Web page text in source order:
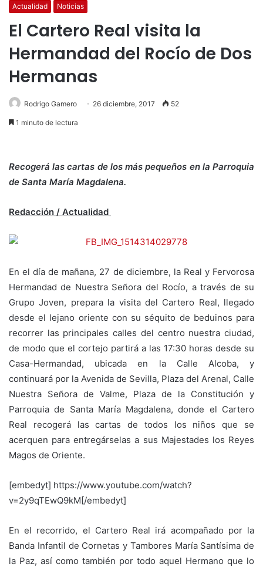
Actualidad Noticias
El Cartero Real visita la
Hermandad del Rocío de Dos
Hermanas
Rodrigo Gamero 26 diciembre, 2017 52
1 minuto de lectura
Recogerá las cartas de los más pequeños en la Parroquia
de Santa María Magdalena.
Redacción / Actualidad
En el día de mañana, 27 de diciembre, la Real y Fervorosa
Hermandad de Nuestra Señora del Rocío, a través de su
Grupo Joven, prepara la visita del Cartero Real, llegado
desde el lejano oriente con su séquito de beduinos para
recorrer las principales calles del centro nuestra ciudad,
de modo que el cortejo partirá a las 17:30 horas desde su
Casa-Hermandad, ubicada en la Calle Alcoba, y
continuará por la Avenida de Sevilla, Plaza del Arenal, Calle
Nuestra Señora de Valme, Plaza de la Constitución y
Parroquia de Santa María Magdalena, donde el Cartero
Real recogerá las cartas de todos los niños que se
acerquen para entregárselas a sus Majestades los Reyes
Magos de Oriente.
[embedyt] https://www.youtube.com/watch?
v=2y9qTEwQ9kM[/embedyt]
En el recorrido, el Cartero Real irá acompañado por la
Banda Infantil de Cornetas y Tambores María Santísima de
la Paz, así como también por todo aquel Hermano que lo